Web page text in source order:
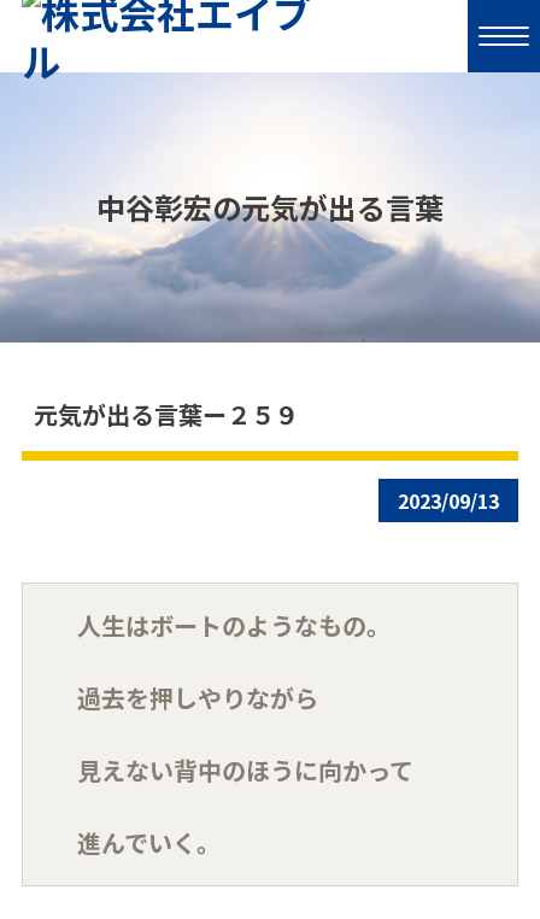
中谷彰宏の元気が出る言葉
元気が出る言葉ー２５９
2023/09/13
人生はボートのようなもの。
過去を押しやりながら
見えない背中のほうに向かって
進んでいく。